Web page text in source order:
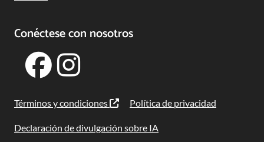
Términos y condiciones Política de privacidad
Declaración de divulgación sobre IA
Conéctese con nosotros